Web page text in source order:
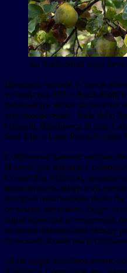
An AudioMoth edge
Двадцать четыре
устройства RFCx AudioMoth
записывать звуки
агроэкосистемах: Valle dello
Ghirardi, Ripabianca di Jesi,
Sant’Elia и Lake Preola/Gorghi
Собранные данные
Huawei для анализа с
Connection Arbimon,
распознавать звуки
которые невозможно было
ручными методами, будут
характеристик и тенденций
включая взаимосвязь между
сельского хозяйства и
«Благодаря возобновлению
Rainforest Connection мы